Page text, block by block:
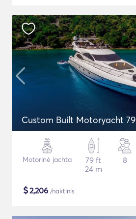
Custom Built Motoryacht 79
Motorinė jachta
79 ft
24 m
8
$2,206 /naktinis